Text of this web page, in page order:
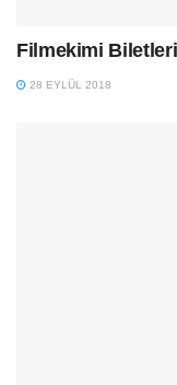
Filmekimi Biletleri
28 EYLÜL 2018